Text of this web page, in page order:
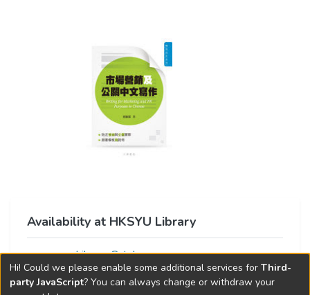
Availability at HKSYU Library
Library Catalog
Hi! Could we please enable some additional services for Third-
party JavaScript? You can always change or withdraw your